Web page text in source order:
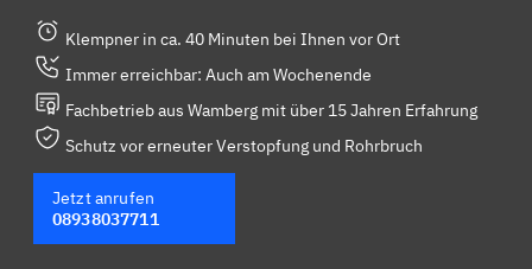
Klempner in ca. 40 Minuten bei Ihnen vor Ort
Immer erreichbar: Auch am Wochenende
Fachbetrieb aus Wamberg mit über 15 Jahren Erfahrung
Schutz vor erneuter Verstopfung und Rohrbruch
Jetzt anrufen
08938037711